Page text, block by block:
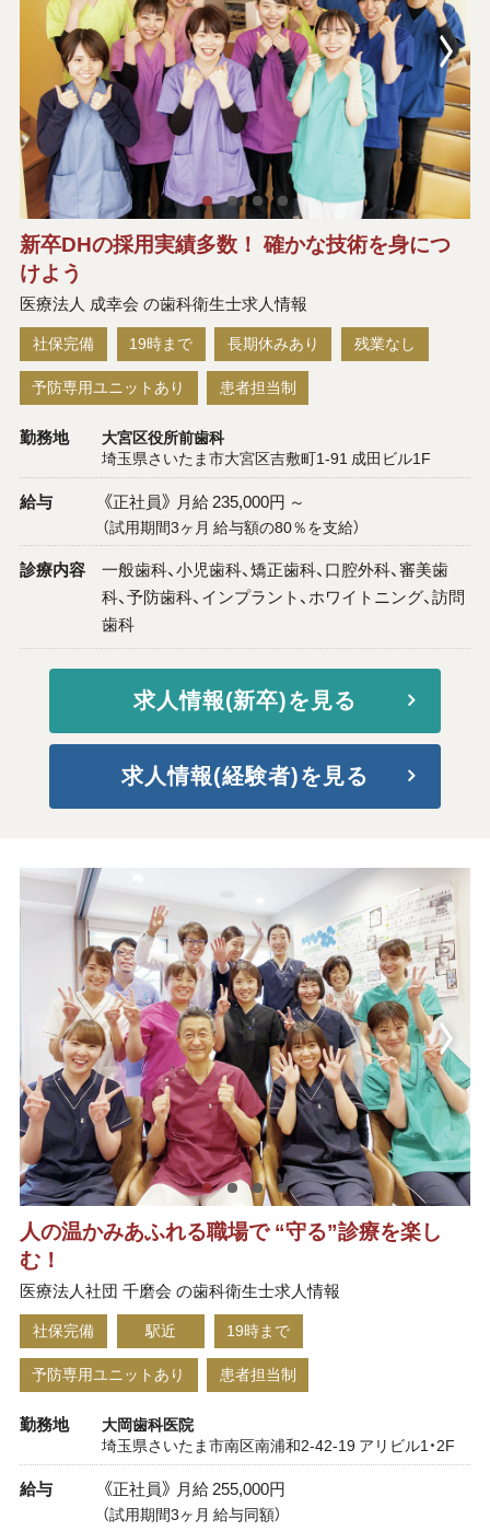
新卒DHの採用実績多数！ 確かな技術を身につ
けよう
医療法人 成幸会 の歯科衛生士求人情報
社保完備 19時まで 長期休みあり 残業なし
予防専用ユニットあり 患者担当制
勤務地 大宮区役所前歯科
埼玉県さいたま市大宮区吉敷町1-91 成田ビル1F
給与 《正社員》 月給 235,000円 ～
（試用期間3ヶ月 給与額の80％を支給）
診療内容
一般歯科、小児歯科、矯正歯科、口腔外科、審美歯
科、予防歯科、インプラント、ホワイトニング、訪問
歯科
求人情報(新卒)を見る
求人情報(経験者)を見る
人の温かみあふれる職場で “守る”診療を楽し
む！
医療法人社団 千磨会 の歯科衛生士求人情報
社保完備 駅近 19時まで
予防専用ユニットあり 患者担当制
勤務地 大岡歯科医院
埼玉県さいたま市南区南浦和2-42-19 アリビル1・2F
給与 《正社員》 月給 255,000円
（試用期間3ヶ月 給与同額）